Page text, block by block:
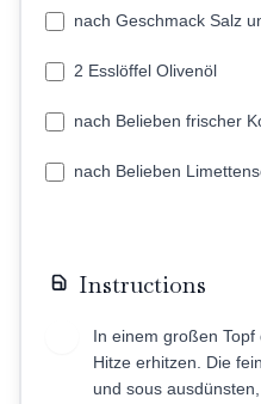
nach Geschmack Salz
2 Esslöffel Olivenöl
nach Belieben frischer
nach Belieben
Instructions
In einem großen
Hitze erhitzen. Die
und sous